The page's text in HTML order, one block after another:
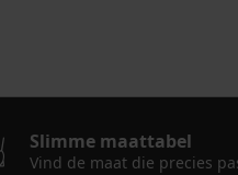
Slimme maattabel
Vind de maat die precies